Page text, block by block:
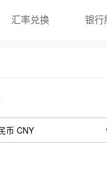
汇率兑换 银行